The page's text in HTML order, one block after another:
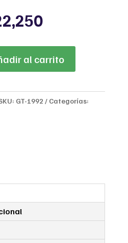
Current
price
is:
$22,250.
al carrito
GT-1992
Categorías: